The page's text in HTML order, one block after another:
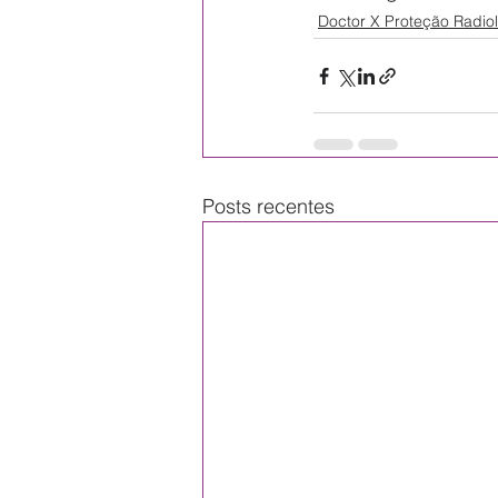
Doctor X Proteção
Posts recentes